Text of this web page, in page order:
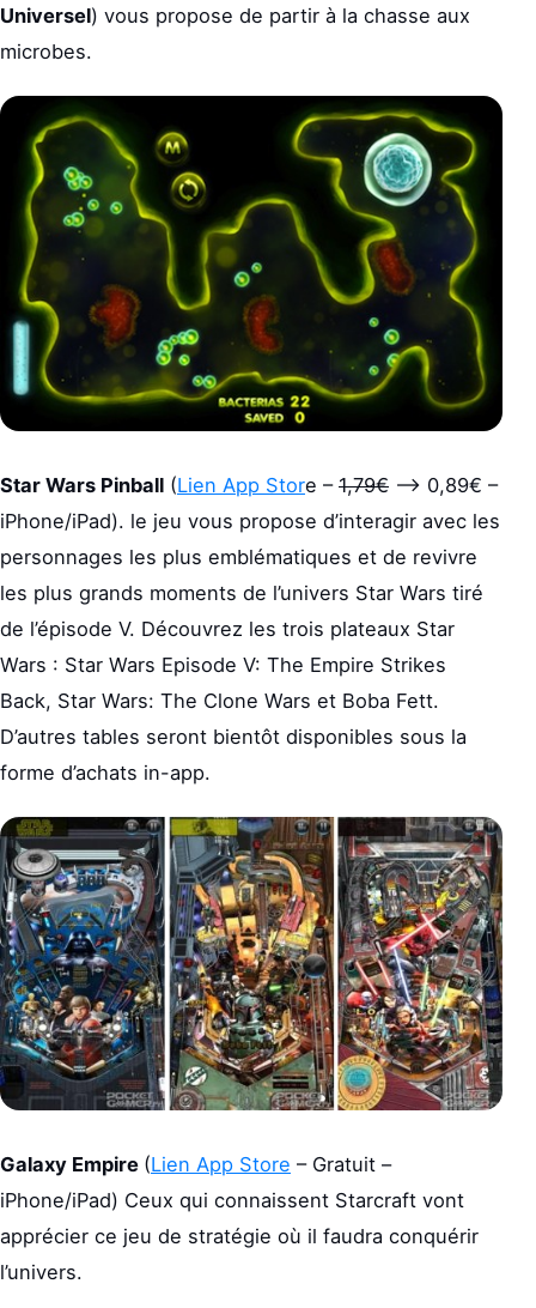
Universel) vous propose de partir à la chasse aux
microbes.
Star Wars Pinball (Lien App Store – 1,79€ –> 0,89€ –
iPhone/iPad). le jeu vous propose d’interagir avec les
personnages les plus emblématiques et de revivre
les plus grands moments de l’univers Star Wars tiré
de l’épisode V. Découvrez les trois plateaux Star
Wars : Star Wars Episode V: The Empire Strikes
Back, Star Wars: The Clone Wars et Boba Fett.
D’autres tables seront bientôt disponibles sous la
forme d’achats in-app.
Galaxy Empire (Lien App Store – Gratuit –
iPhone/iPad) Ceux qui connaissent Starcraft vont
apprécier ce jeu de stratégie où il faudra conquérir
l’univers.